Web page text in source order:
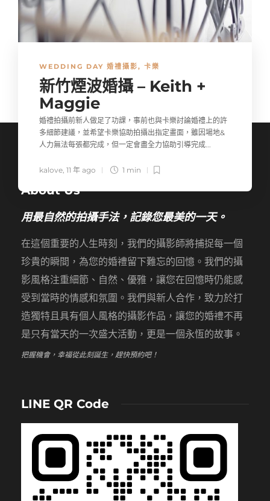
WEDDING DAY 婚禮攝影, 卡樂
新竹煙波婚攝 – Keith +
Maggie
婚禮拍攝前新人做足了功課，事前也與卡樂討論婚禮上的許
多細節建議，並希望卡樂協助拍攝出指定畫面，雖因場地&
人力無法每張都完成，但一定會盡全力協助引導完成...
kalove, 11 年 ago 1 min
About Us
用最自然的拍攝手法，記錄您最美的一天。
在這個重要的人生時刻，我們的攝影師將捕捉每一個
珍貴的瞬間，為您的婚禮留下難忘的回憶。我們的攝
影風格注重細節、自然、優雅，讓您在回憶時仍能感
受到當時的情感和氛圍。我們與新人合作，致力於打
造獨特且具有個人風格的攝影作品，讓您的婚禮不再
是只有當天的一次盛大活動，更是一個永恆的故事。
把握機會，幸福從此刻誕生，趕快預約吧！
LINE QR Code